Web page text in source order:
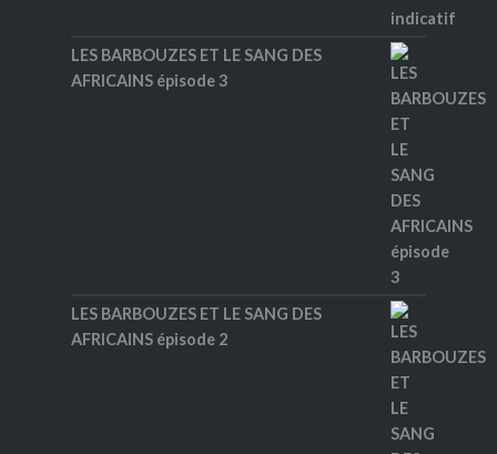
LES BARBOUZES ET LE SANG DES
AFRICAINS épisode 3
LES BARBOUZES ET LE SANG DES
AFRICAINS épisode 2